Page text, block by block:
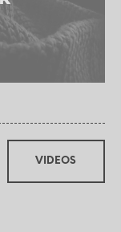
VIDEOS